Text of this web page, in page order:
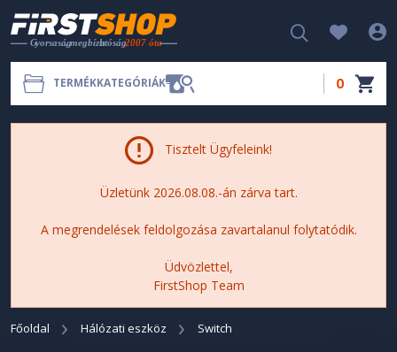
TERMÉKKATEGÓRIÁK 0
Tisztelt Ügyfeleink!
Üzletünk 2026.08.08.-án zárva tart.
A megrendelések feldolgozása zavartalanul folytatódik.
Üdvözlettel,
FirstShop Team
Főoldal Hálózati eszköz Switch